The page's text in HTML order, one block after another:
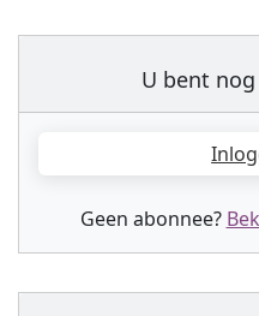
U bent
Geen abonnee?